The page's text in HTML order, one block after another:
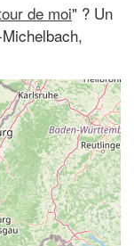
de moi" ? Un